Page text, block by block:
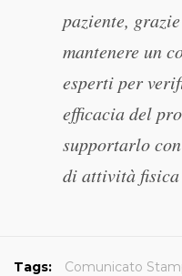
paziente,
mantenere un
esperti per
efficacia del
supportarlo
di attività fisica
Tags: Comunicato